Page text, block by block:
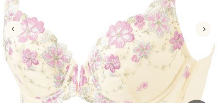
寝具・ベッド
カーテン・ラグ・ファブリック
美容・健康・サプリメント
制服・スクールすべて
制服・学生服
ジュニア・ティーンズ下着
大きいサイズ
大きいサイズ通販すべて
大きいサイズ レディース服
大きいサイズ レディース下着
バーゲン
バーゲンセール
シークレットセール
詳細検索
商品カテゴリ一覧
カーテン・ラグ・ファブリック
制服・学生服
ジュニア・ティーンズ下着
大きいサイズ通販すべて
大きいサイズ レディース服
大きいサイズ レディース下着
大きいサイズ メンズ
バーゲン
バーゲンセール
シークレットセール
詳細検索
商品カテゴリ一覧
カタログ